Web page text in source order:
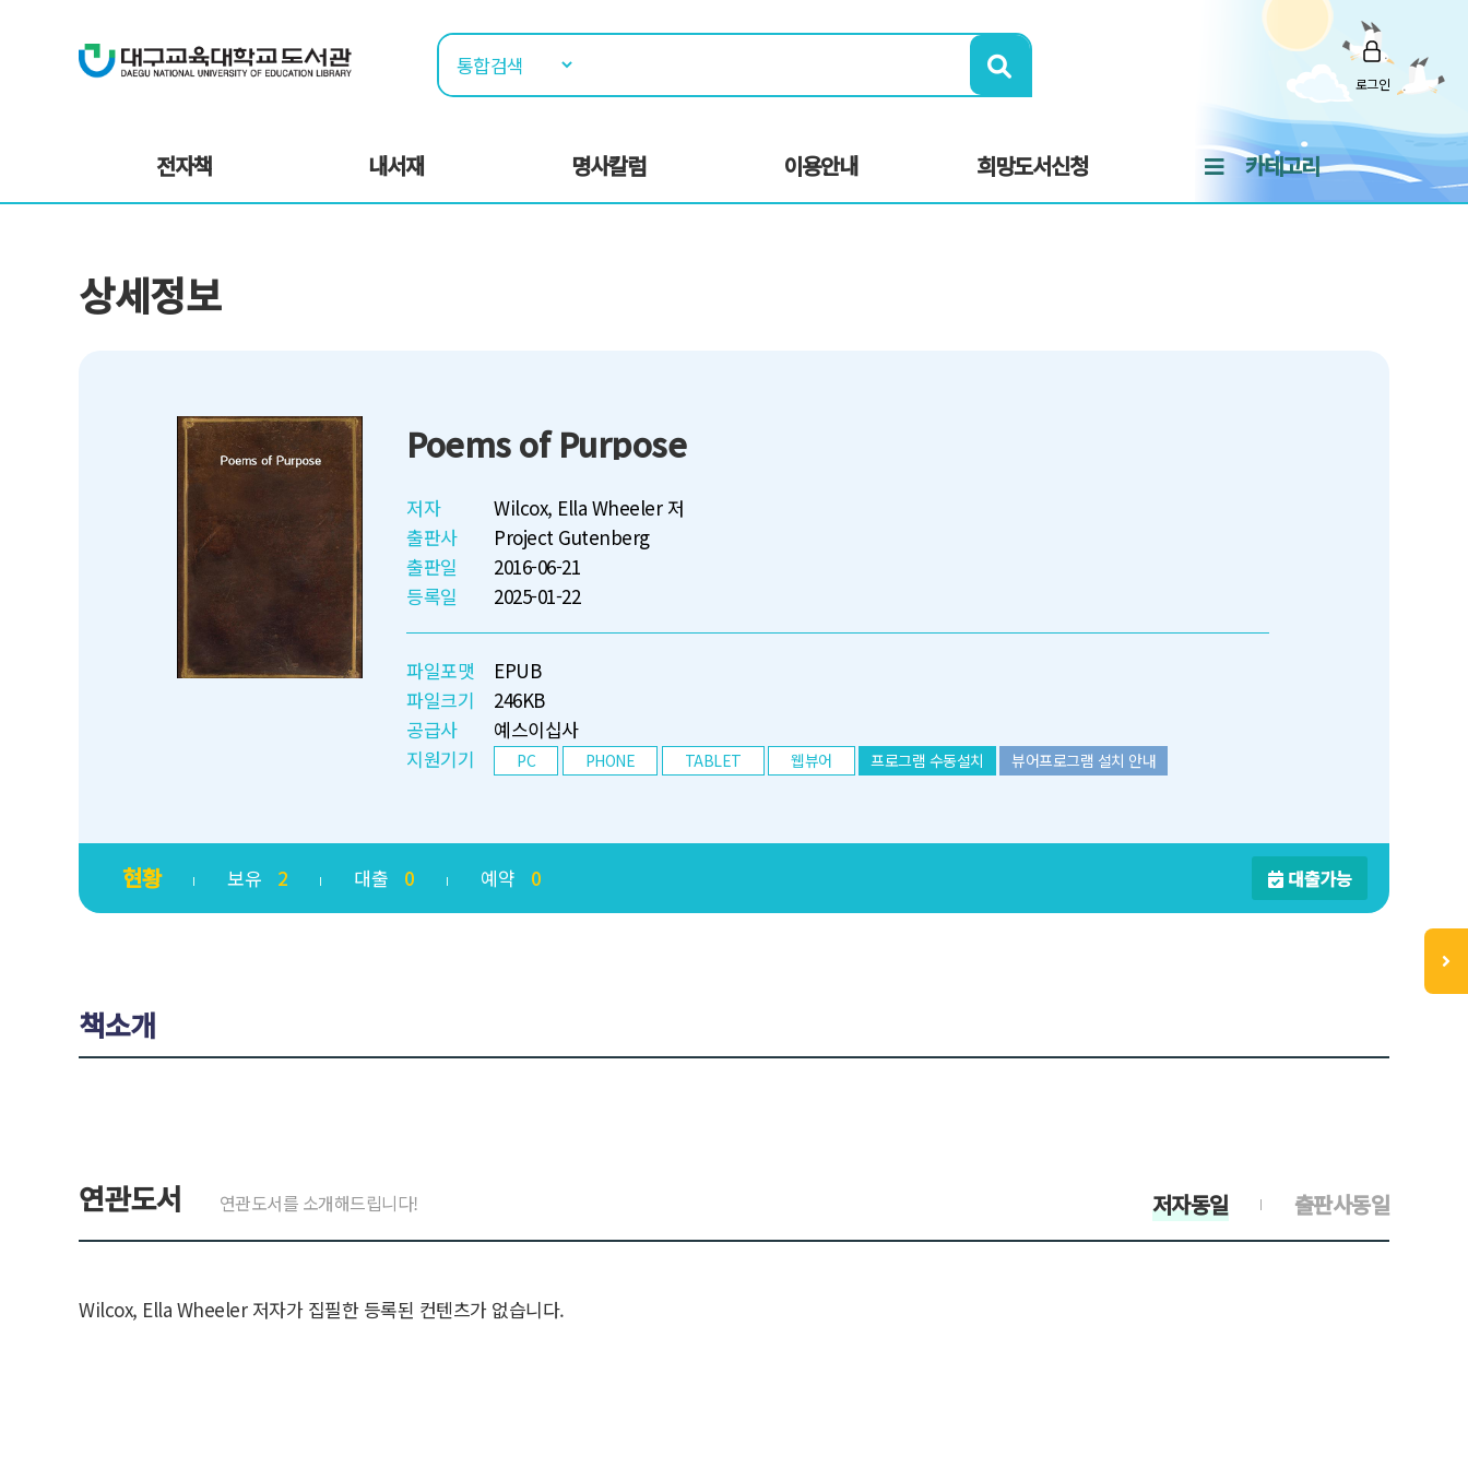
로그인
전자책 내서재 명사칼럼 이용안내 희망도서신청 카테고리
상세정보
Poems of Purpose
저자
Wilcox, Ella Wheeler 저
출판사
Project Gutenberg
출판일
2016-06-21
등록일
2025-01-22
파일포맷
EPUB
파일크기
246KB
공급사
예스이십사
지원기기
PC PHONE TABLET 웹뷰어 프로그램 수동설치 뷰어프로그램 설치 안내
현황 보유 2 대출 0 예약 0 대출가능
책소개
연관도서 연관도서를 소개해드립니다! 출판사동일
저자동일
Wilcox, Ella Wheeler 저자가 집필한 등록된 컨텐츠가 없습니다.